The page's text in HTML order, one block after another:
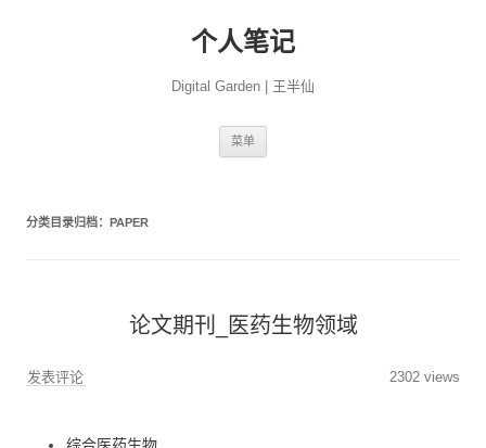
个人笔记
Digital Garden | 王半仙
菜单
分类目录归档： PAPER
论文期刊_医药生物领域
发表评论 2302 views